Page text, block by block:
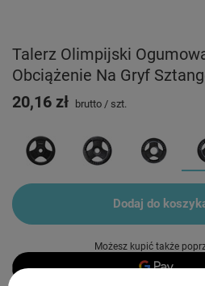
Talerz Olimpijski
Obciążenie Na Gryf
20,16 zł brutto / szt.
Dodaj do
Możesz kupić także